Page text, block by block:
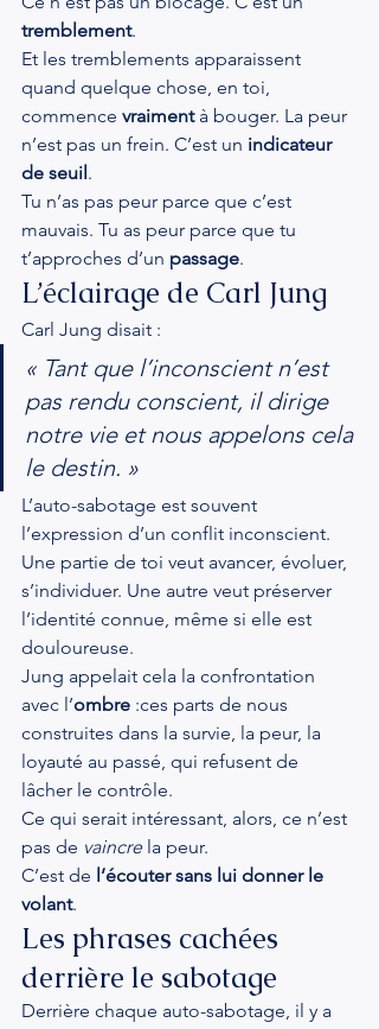
tremblement.
Et les tremblements apparaissent
quand quelque chose, en toi,
commence vraiment à bouger. La peur
n’est pas un frein. C’est un indicateur
de seuil.
Tu n’as pas peur parce que c’est
mauvais. Tu as peur parce que tu
t’approches d’un passage.
L’éclairage de Carl Jung
Carl Jung disait :
« Tant que l’inconscient n’est
pas rendu conscient, il dirige
notre vie et nous appelons cela
le destin. »
L’auto-sabotage est souvent
l’expression d’un conflit inconscient.
Une partie de toi veut avancer, évoluer,
s’individuer. Une autre veut préserver
l’identité connue, même si elle est
douloureuse.
Jung appelait cela la confrontation
avec l’ombre :ces parts de nous
construites dans la survie, la peur, la
loyauté au passé, qui refusent de
lâcher le contrôle.
Ce qui serait intéressant, alors, ce n’est
pas de vaincre la peur.
C’est de l’écouter sans lui donner le
volant.
Les phrases cachées
derrière le sabotage
Derrière chaque auto-sabotage, il y a